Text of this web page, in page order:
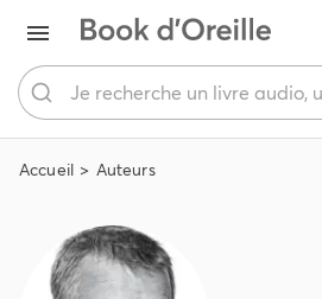
Accueil Auteurs